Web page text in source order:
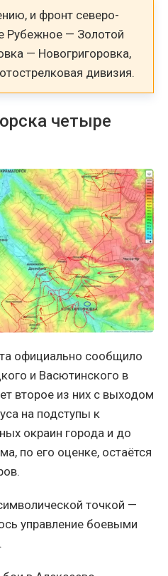
и фронт северо-
Рубежное — Золотой
— Новогригоровка,
дивизия.
четыре
официально сообщило
и Васютинского в
второе из них с выходом
на подступы к
окраин города и до
по его оценке, остаётся
точкой —
управление боевыми